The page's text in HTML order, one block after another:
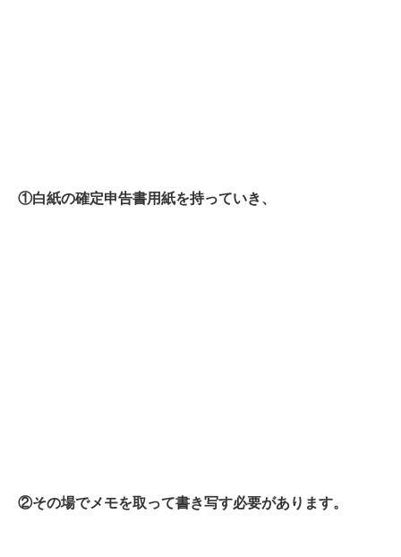
①白紙の確定申告書用紙を持っていき、
②その場でメモを取って書き写す必要があります。